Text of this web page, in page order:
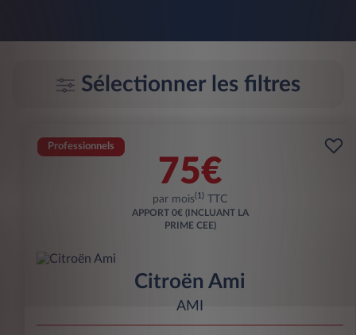
Sélectionner les filtres
Professionnels
75€
par mois(1) TTC
APPORT 0€ (INCLUANT LA
PRIME CEE)
Citroën Ami
AMI